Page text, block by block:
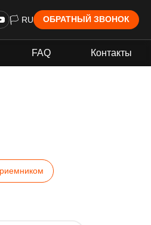
🏳 RU ОБРАТНЫЙ ЗВОНОК
FAQ Контакты